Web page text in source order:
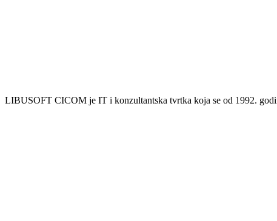
LIBUSOFT CICOM je IT i konzultantska tvrtka koja se od 1992.